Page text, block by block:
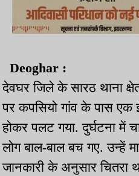
Deoghar :
देवघर जिले के सारठ थाना
पर कपसियो गांव के पास एक
होकर पलट गया. दुर्घटना में
लोग बाल-बाल बच गए. उन्हें
जानकारी के अनुसार चितरा